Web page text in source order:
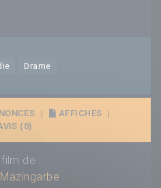
Drame
| AFFICHES
|
(0)
film de :